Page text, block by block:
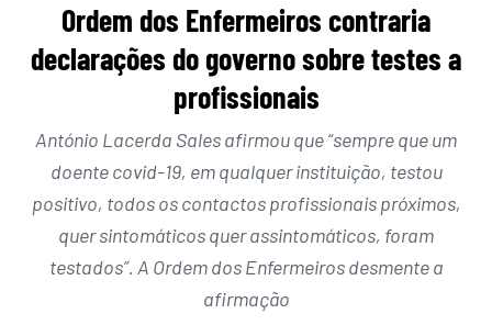
Ordem dos Enfermeiros contraria
declarações do governo sobre testes a
profissionais
António Lacerda Sales afirmou que “sempre que um
doente covid-19, em qualquer instituição, testou
positivo, todos os contactos profissionais próximos,
quer sintomáticos quer assintomáticos, foram
testados”. A Ordem dos Enfermeiros desmente a
afirmação